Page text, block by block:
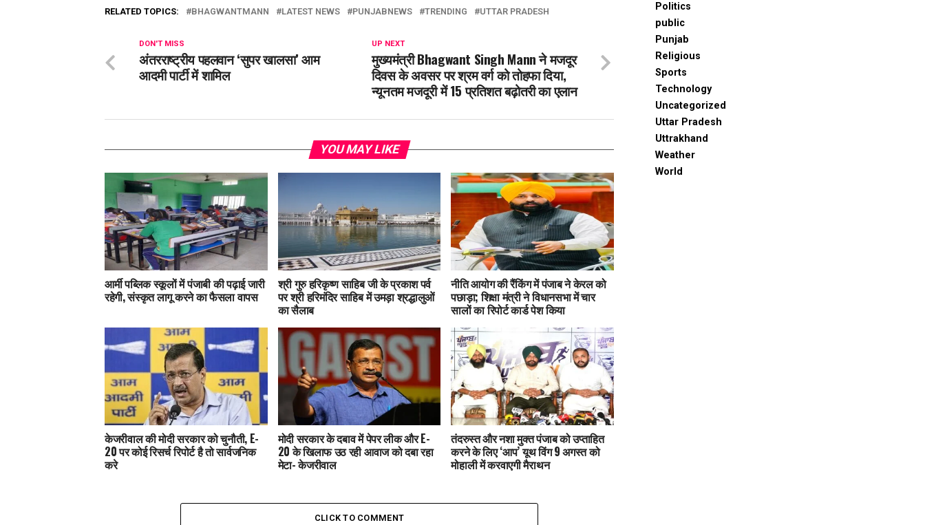
RELATED TOPICS: BHAGWANTMANN LATEST NEWS PUNJABNEWS TRENDING UTTAR PRADESH
UP NEXT
मुख्यमंत्री Bhagwant Singh Mann ने मजदूर
दिवस के अवसर पर श्रम वर्ग को तोहफा दिया,
न्यूनतम मजदूरी में 15 प्रतिशत बढ़ोतरी का एलान
DON'T MISS
अंतरराष्ट्रीय पहलवान ‘सुपर खालसा’ आम
आदमी पार्टी में शामिल
YOU MAY LIKE
आर्मी पब्लिक स्कूलों में पंजाबी की पढ़ाई जारी
रहेगी, संस्कृत लागू करने का फैसला वापस
श्री गुरु हरिकृष्ण साहिब जी के प्रकाश पर्व
पर श्री हरिमंदिर साहिब में उमड़ा श्रद्धालुओं
का सैलाब
नीति आयोग की रैंकिंग में पंजाब ने केरल को
पछाड़ा; शिक्षा मंत्री ने विधानसभा में चार
सालों का रिपोर्ट कार्ड पेश किया
केजरीवाल की मोदी सरकार को चुनौती, E-
20 पर कोई रिसर्च रिपोर्ट है तो सार्वजनिक
करे
मोदी सरकार के दबाव में पेपर लीक और E-
20 के खिलाफ उठ रही आवाज को दबा रहा
मेटा- केजरीवाल
तंदरुस्त और नशा मुक्त पंजाब को उप्ताहित
करने के लिए ‘आप’ यूथ विंग 9 अगस्त को
मोहाली में करवाएगी मैराथन
CLICK TO COMMENT
Politics
public
Punjab
Religious
Sports
Technology
Uncategorized
Uttar Pradesh
Uttrakhand
Weather
World